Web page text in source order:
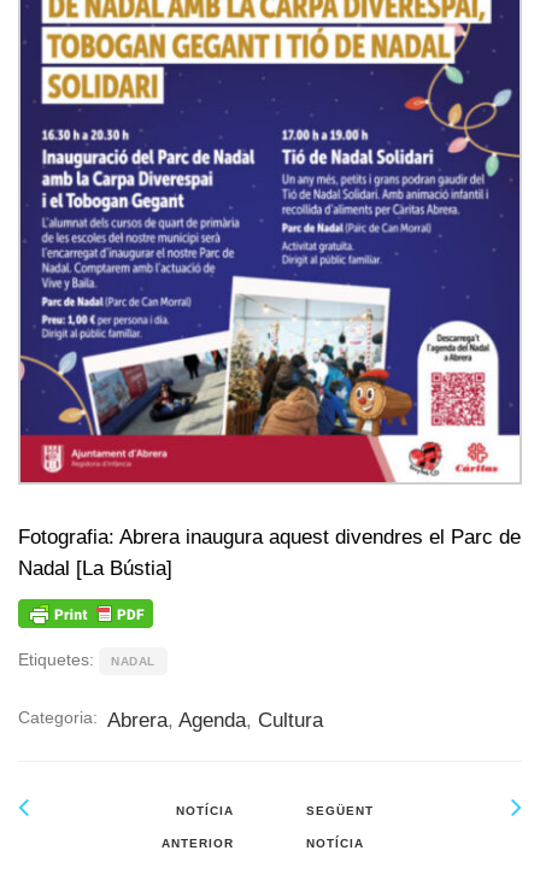
Fotografia: Abrera inaugura aquest divendres el Parc de
Nadal [La Bústia]
Etiquetes: NADAL
Categoria: Abrera, Agenda, Cultura
NOTÍCIA
ANTERIOR
SEGÜENT
NOTÍCIA